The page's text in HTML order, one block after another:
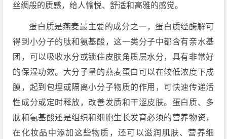
丝绸般的质感，给人愉悦、舒适和高雅的感觉。
蛋白质是燕麦最主要的成分之一，蛋白质经酶解可
得到小分子的肽和氨基酸，这一类分子中都含有亲水基
团，可以吸收水分或锁住皮肤角质层水分，具有非常好
的保湿功效。大分子量的燕麦蛋白可以在较低浓度下成
膜，起到包埋或隔离小分子物质的作用，可快速传递活
性成分或定时释放，改善发质和干涩皮肤。蛋白质、多
肽和氨基酸还是组织和细胞生长发育必须的营养物资，
在化妆品中添加这些物质，还可以滋润肌肤、营养细